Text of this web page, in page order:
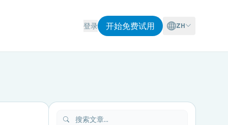
登录 开始免费试用 ZH